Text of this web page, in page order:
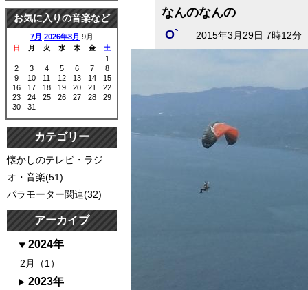
なんのなんの
O`
2015年3月29日 7時12分
お気に入りの音楽など
7月 2026年8月 9月
日 月 火 水 木 金 土
1
2
3 4 5 6 7
8
9
10 11 12 13 14
15
16
17 18 19 20 21
22
23
24 25 26 27 28
29
30
31
カテゴリー
懐かしのテレビ・ラジ
オ・音楽(51)
パラモーター関連(32)
アーカイブ
2024年
2月（1）
2023年